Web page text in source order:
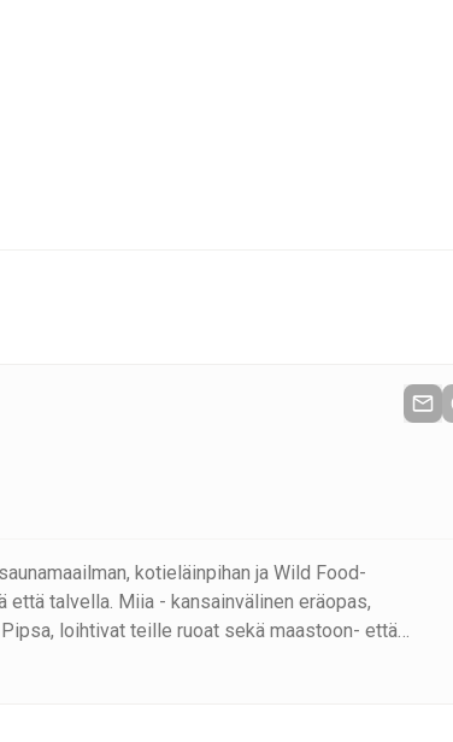
kotieläinpihan ja Wild Food-
eräopas,
loihtivat teille ruoat sekä maastoon- että